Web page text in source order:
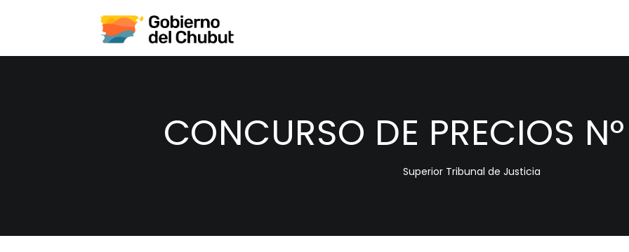
CONCURSO DE PRECIOS
Superior Tribunal de Justicia